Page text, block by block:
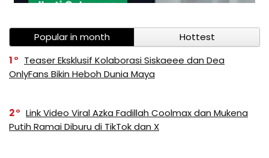
Popular in month
Hottest
1
Teaser Eksklusif Kolaborasi Siskaeee dan Dea
OnlyFans Bikin Heboh Dunia Maya
2
Link Video Viral Azka Fadillah Coolmax dan Mukena
Putih Ramai Diburu di TikTok dan X